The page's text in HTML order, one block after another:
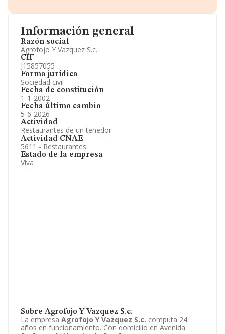
Información general
Razón social
Agrofojo Y Vazquez S.c.
CIF
J15857055
Forma jurídica
Sociedad civil
Fecha de constitución
1-1-2002
Fecha último cambio
5-6-2026
Actividad
Restaurantes de un tenedor
Actividad CNAE
5611 - Restaurantes
Estado de la empresa
Viva
Sobre Agrofojo Y Vazquez S.c.
La empresa Agrofojo Y Vazquez S.c. computa 24
años en funcionamiento. Con domicilio en Avenida
Información oficial y registral complementaria.